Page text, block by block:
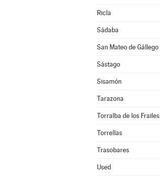
Ricla
Sádaba
San Mateo de Gállego
Sástago
Sisamón
Tarazona
Torralba de los Frailes
Torrellas
Trasobares
Used